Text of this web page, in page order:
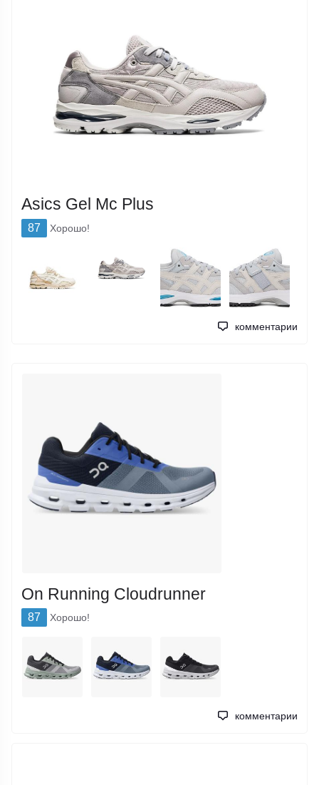
Asics Gel Mc Plus
87 Хорошо!
комментарии
On Running Cloudrunner
87 Хорошо!
комментарии